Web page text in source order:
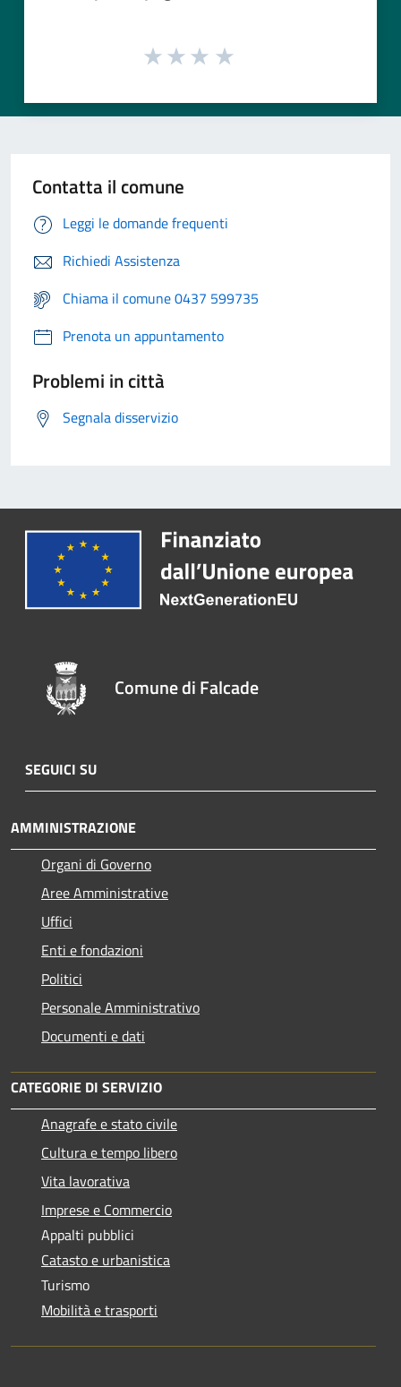
Contatta il comune
Leggi le domande frequenti
Richiedi Assistenza
Chiama il comune 0437 599735
Prenota un appuntamento
Problemi in città
Segnala disservizio
Comune di Falcade
SEGUICI SU
AMMINISTRAZIONE
Organi di Governo
Aree Amministrative
Uffici
Enti e fondazioni
Politici
Personale Amministrativo
Documenti e dati
CATEGORIE DI SERVIZIO
Anagrafe e stato civile
Cultura e tempo libero
Vita lavorativa
Imprese e Commercio
Appalti pubblici
Catasto e urbanistica
Turismo
Mobilità e trasporti